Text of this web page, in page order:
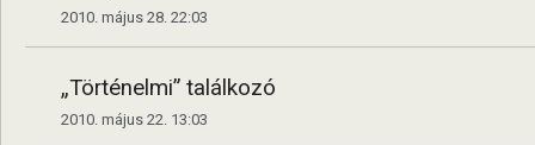
2010. május 28. 22:03
„Történelmi” találkozó
2010. május 22. 13:03